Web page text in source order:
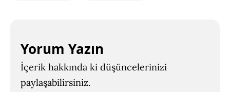
Yorum Yazın
İçerik hakkında ki düşüncelerinizi
paylaşabilirsiniz.